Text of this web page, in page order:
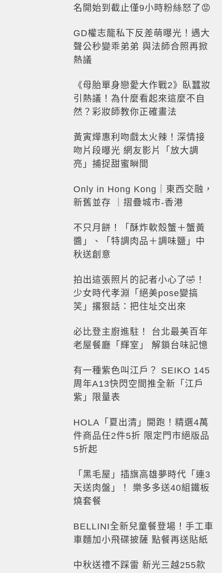
名開始到截止僅9小時粉絲怒了😡
GD權志龍私下反差萌曝光！遇大
聲公秒變乖弟弟 與法師合照再掀
熱議
《母胎單身戀愛大作戰2》臥蠶妝
引熱議！為什麼看起來這麼不自
然？彩妝師教你正確畫法
黃寅燁惠利吻戲太火辣！深情接
吻片段曝光 網友影片「放大調
亮」捕捉甜蜜瞬間
Only in Hong Kong｜東西交融，
新舊並存 ｜摺疊城市-香港
不只月餅！「酥炸軟殼蟹＋蟹黃
醬」、「特調肉品＋調味鹽」中
秋送創意
拍出這張照片的記者小心了🤣！
少女時代孝淵「絕美pose變搞
笑」撂狠話：把住址交出來
必比登主廚進駐！ 台北最美百年
老屋餐廳「輝室」 解鎖台味記憶
有一種紫色叫江戶？ SEIKO 145
周年A13快閃空間推全新「江戶
紫」限量表
HOLA「夏出清」開跑！精選4萬
件商品任2件5折 限定門市絕版品
5折起
「黑毛屋」插旗高雄夢時代「連3
天送肉盤」！ 樂多多送40組鐵板
燒套餐
BELLINI全新兒童餐登場！手工車
車麵加小飛碟披薩 點餐再送貼紙
中秋送禮不踩雷 新光三越255款